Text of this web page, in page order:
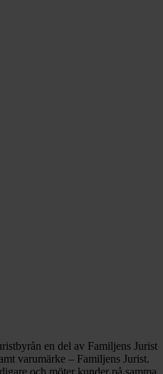
en del av Familjens Jurist
varumärke – Familjens Jurist.
och möter kunder på samma